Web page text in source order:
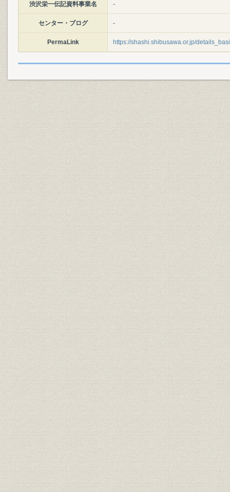
渋沢栄一伝記資料事業名 -
センター・ブログ -
PermaLink https://shashi.shibusawa.or.jp/